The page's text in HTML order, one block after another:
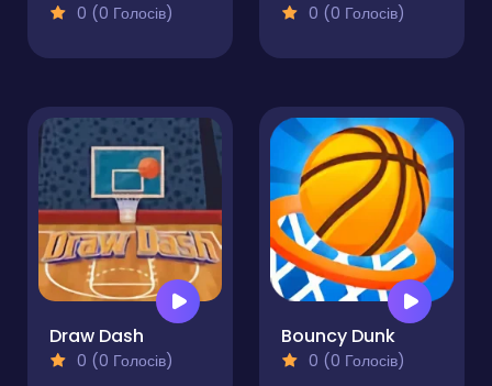
0 (0 Голосів) 0 (0 Голосів)
Draw Dash
0 (0 Голосів)
Bouncy Dunk
0 (0 Голосів)